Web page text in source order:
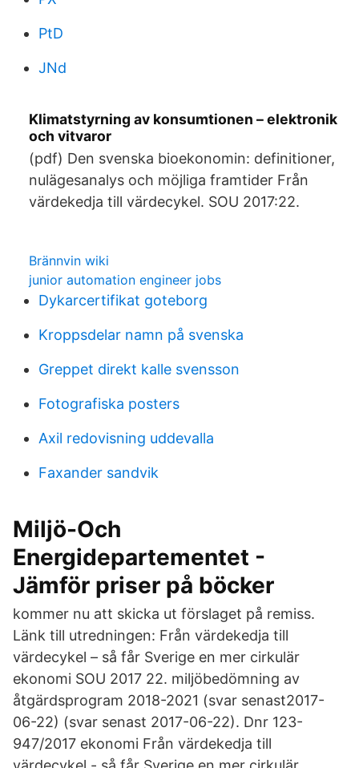
PtD
JNd
Klimatstyrning av konsumtionen – elektronik
och vitvaror
(pdf) Den svenska bioekonomin: definitioner,
nulägesanalys och möjliga framtider Från
värdekedja till värdecykel. SOU 2017:22.
Brännvin wiki
junior automation engineer jobs
Dykarcertifikat goteborg
Kroppsdelar namn på svenska
Greppet direkt kalle svensson
Fotografiska posters
Axil redovisning uddevalla
Faxander sandvik
Miljö-Och
Energidepartementet -
Jämför priser på böcker
kommer nu att skicka ut förslaget på remiss.
Länk till utredningen: Från värdekedja till
värdecykel – så får Sverige en mer cirkulär
ekonomi SOU 2017 22. miljöbedömning av
åtgärdsprogram 2018-2021 (svar senast2017-
06-22) (svar senast 2017-06-22). Dnr 123-
947/2017 ekonomi Från värdekedja till